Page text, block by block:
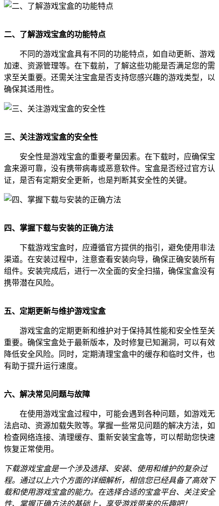
二、了解游戏宝盒的功能特点
不同的游戏宝盒具有不同的功能特点，如自动更新、游戏
加速、资源管理等。在下载前，了解这些功能是否满足您的需
求至关重要。还需关注宝盒是否支持您感兴趣的游戏类型，以
确保其适用性。
三、关注游戏宝盒的安全性
安全性是游戏宝盒的重要考量因素。在下载时，应确保宝
盒来源可靠，没有携带病毒或恶意软件。宝盒是否经过官方认
证，是否有定期安全更新，也是判断其安全性的关键。
四、掌握下载与安装的正确方法
下载游戏宝盒时，应遵循官方提供的指引，避免使用非法
渠道。在安装过程中，注意查看安装向导，确保正确安装所有
组件。安装完成后，进行一次全面的安全扫描，确保宝盒没有
携带潜在风险。
五、定期更新与维护游戏宝盒
游戏宝盒的定期更新和维护对于保持其性能和安全性至关
重要。确保宝盒处于最新版本，及时修复已知漏洞，可以有效
降低安全风险。同时，定期清理宝盒中的缓存和临时文件，也
有助于提升运行速度。
六、解决常见问题与故障
在使用游戏宝盒过程中，可能会遇到各种问题，如游戏无
法启动、资源加载失败等。掌握一些常见问题的解决方法，如
检查网络连接、清理缓存、重新安装宝盒等，可以帮助您快速
恢复正常使用。
下载游戏宝盒是一个涉及选择、安装、使用和维护的复杂过
程。通过以上六个方面的详细解析，相信您已经具备了高效下
载和使用游戏宝盒的能力。在选择合适的宝盒平台、关注安全
性、掌握正确方法的基础上，享受游戏带来的乐趣吧！